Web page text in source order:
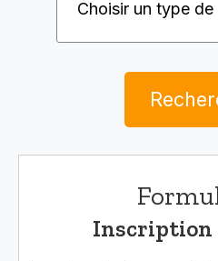
Inscription